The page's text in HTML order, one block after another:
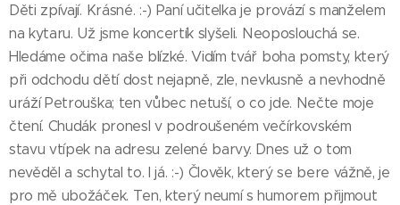
Děti zpívají. Krásné. :-) Paní učitelka je provází s manželem
na kytaru. Už jsme koncertík slyšeli. Neoposlouchá se.
Hledáme očima naše blízké. Vidím tvář boha pomsty, který
při odchodu dětí dost nejapně, zle, nevkusně a nevhodně
uráží Petrouška; ten vůbec netuší, o co jde. Nečte moje
čtení. Chudák pronesl v podroušeném večírkovském
stavu vtípek na adresu zelené barvy. Dnes už o tom
nevěděl a schytal to. I já. :-) Člověk, který se bere vážně, je
pro mě ubožáček. Ten, který neumí s humorem přijmout